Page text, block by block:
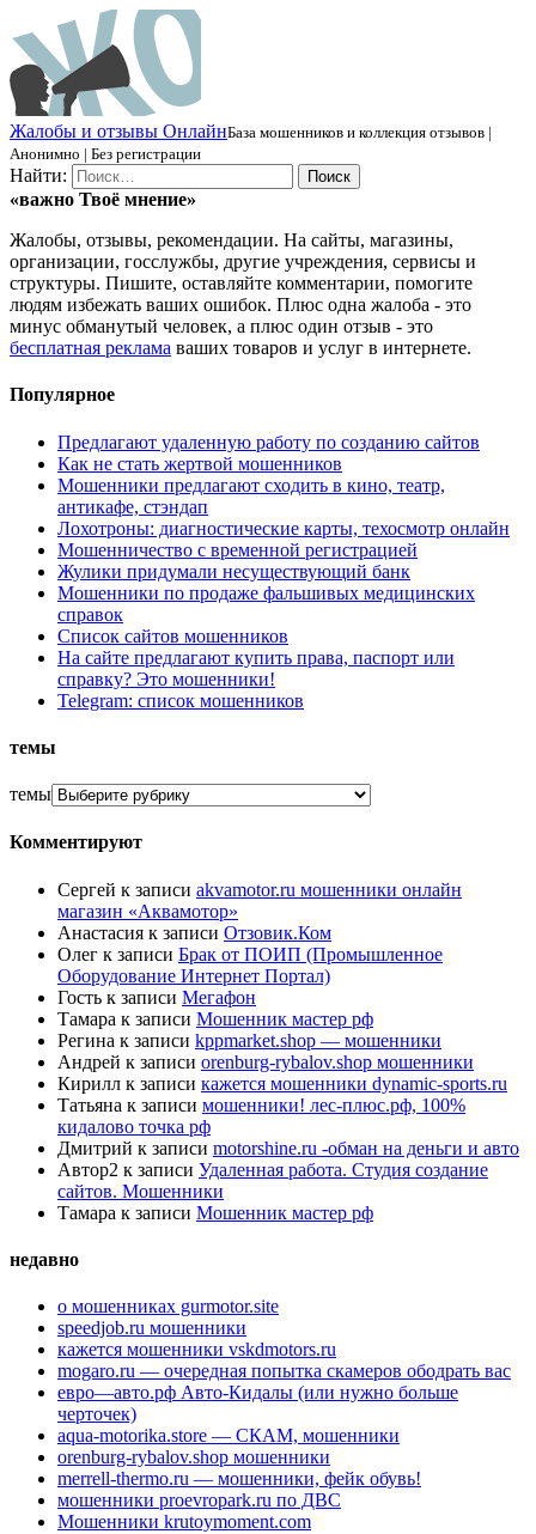
Жалобы и отзывы ОнлайнБаза мошенников и коллекция отзывов |
Анонимно | Без регистрации
Найти:
«важно Твоё мнение»
Жалобы, отзывы, рекомендации. На сайты, магазины,
организации, госслужбы, другие учреждения, сервисы и
структуры. Пишите, оставляйте комментарии, помогите
людям избежать ваших ошибок. Плюс одна жалоба - это
минус обманутый человек, а плюс один отзыв - это
бесплатная реклама ваших товаров и услуг в интернете.
Популярное
Предлагают удаленную работу по созданию сайтов
Как не стать жертвой мошенников
Мошенники предлагают сходить в кино, театр,
антикафе, стэндап
Лохотроны: диагностические карты, техосмотр онлайн
Мошенничество с временной регистрацией
Жулики придумали несуществующий банк
Мошенники по продаже фальшивых медицинских
справок
Список сайтов мошенников
На сайте предлагают купить права, паспорт или
справку? Это мошенники!
Telegram: список мошенников
темы
темы
Комментируют
Сергей к записи akvamotor.ru мошенники онлайн
магазин «Аквамотор»
Анастасия к записи Отзовик.Ком
Олег к записи Брак от ПОИП (Промышленное
Оборудование Интернет Портал)
Гость к записи Мегафон
Тамара к записи Мошенник мастер рф
Регина к записи kppmarket.shop — мошенники
Андрей к записи orenburg-rybalov.shop мошенники
Кирилл к записи кажется мошенники dynamic-sports.ru
Татьяна к записи мошенники! лес-плюс.рф, 100%
кидалово точка рф
Дмитрий к записи motorshine.ru -обман на деньги и авто
Автор2 к записи Удаленная работа. Студия создание
сайтов. Мошенники
Тамара к записи Мошенник мастер рф
недавно
о мошенниках gurmotor.site
speedjob.ru мошенники
кажется мошенники vskdmotors.ru
mogaro.ru — очередная попытка скамеров ободрать вас
евро—авто.рф Авто-Кидалы (или нужно больше
черточек)
aqua-motorika.store — СКАМ, мошенники
orenburg-rybalov.shop мошенники
merrell-thermo.ru — мошенники, фейк обувь!
мошенники proevropark.ru по ДВС
Мошенники krutoymoment.com